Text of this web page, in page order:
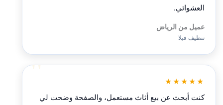
العشوائي.
عميل من الرياض
تنظيف فيلا
★★★★★
كنت أبحث عن بيع أثاث مستعمل، والصفحة وضحت لي